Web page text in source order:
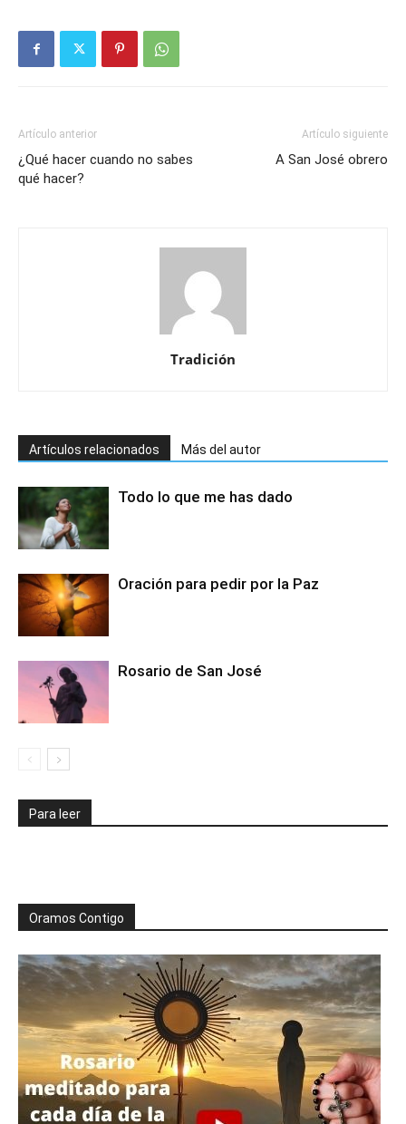
Artículo anterior
¿Qué hacer cuando no sabes
qué hacer?
Artículo siguiente
A San José obrero
Tradición
Artículos relacionados Más del autor
Todo lo que me has dado
Oración para pedir por la Paz
Rosario de San José
Para leer
Oramos Contigo